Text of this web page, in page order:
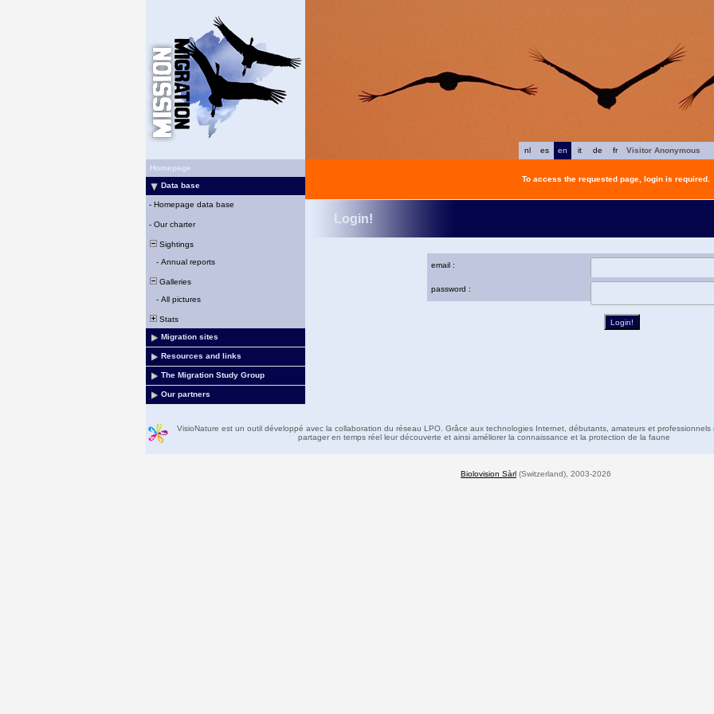
fr
de
it
en
es
nl
Visitor Anonymous
Homepage
Data base
- Homepage data base
- Our charter
Sightings
- Annual reports
Galleries
- All pictures
Stats
Migration sites
Resources and links
The Migration Study Group
Our partners
To access the requested page, login is required.
Login!
email :
password :
VisioNature est un outil développé avec la collaboration du réseau LPO. Grâce aux technologies Internet, débutants, amateurs et professionnels
partager en temps réel leur découverte et ainsi améliorer la connaissance et la protection de la faune
Biolovision Sàrl (Switzerland), 2003-2026